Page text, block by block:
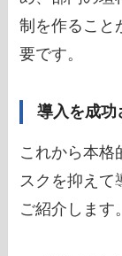
制を作ること
要です。
導入を成功
これから本格
スクを抑えて
ご紹介します。